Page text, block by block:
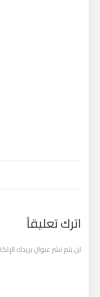
تصفّح
اترك تعليقاً
لن يتم نشر عنوان بريدك